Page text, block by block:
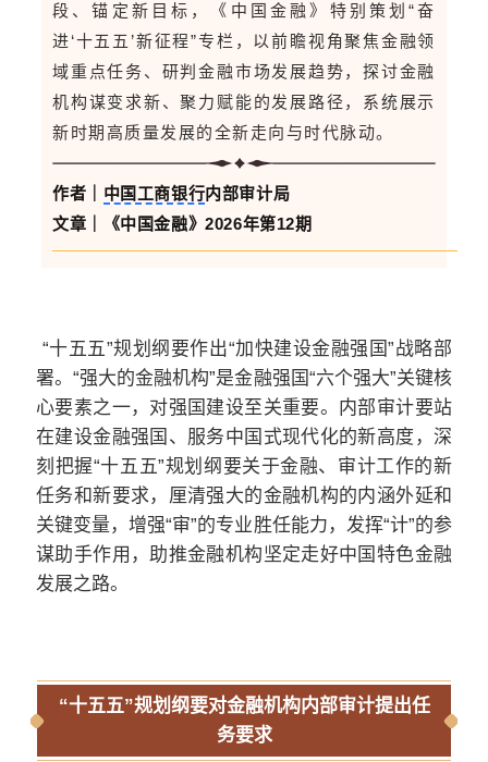
段、锚定新目标，《中国金融》特别策划“奋
进‘十五五’新征程”专栏，以前瞻视角聚焦金融领
域重点任务、研判金融市场发展趋势，探讨金融
机构谋变求新、聚力赋能的发展路径，系统展示
新时期高质量发展的全新走向与时代脉动。
作者｜ 中国工商银行内部审计局
文章｜
《中国金融》2026年第12期
“十五五”规划纲要作出“加快建设金融强国”战略部
署。“强大的金融机构”是金融强国“六个强大”关键核
心要素之一，对强国建设至关重要。内部审计要站
在建设金融强国、服务中国式现代化的新高度，深
刻把握“十五五”规划纲要关于金融、审计工作的新
任务和新要求，厘清强大的金融机构的内涵外延和
关键变量，增强“审”的专业胜任能力，发挥“计”的参
谋助手作用，助推金融机构坚定走好中国特色金融
发展之路。
“十五五”规划纲要对金融机构内部审计提出任
务要求